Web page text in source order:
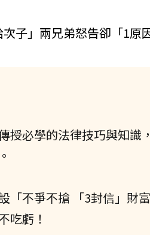
子」兩兄弟怒告卻「1原
授必學的法律技巧與知識
「不爭不搶 「3封信」財
吃虧！